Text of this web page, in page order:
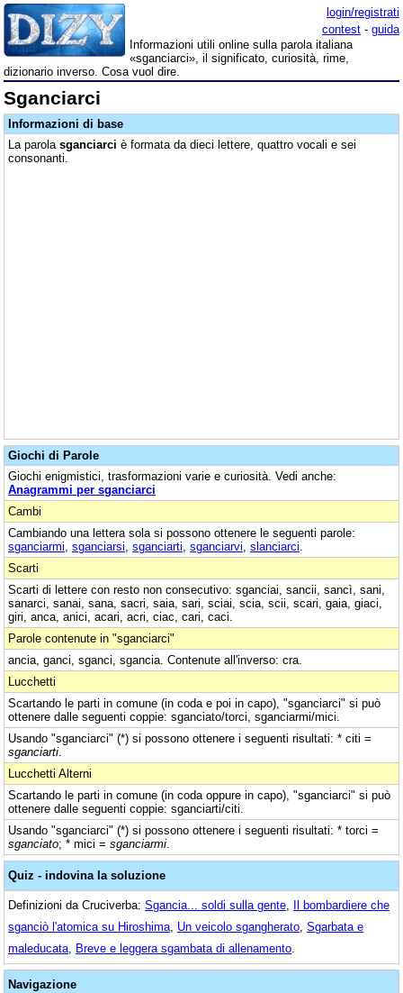
login/registrati
contest - guida
Informazioni utili online sulla parola italiana
«sganciarci», il significato, curiosità, rime,
dizionario inverso. Cosa vuol dire.
Sganciarci
Informazioni di base
La parola sganciarci è formata da dieci lettere, quattro vocali e sei
consonanti.
Giochi di Parole
Giochi enigmistici, trasformazioni varie e curiosità. Vedi anche:
Anagrammi per sganciarci
Cambi
Cambiando una lettera sola si possono ottenere le seguenti parole:
sganciarmi sganciarsi sganciarti sganciarvi slanciarci
Scarti
Scarti di lettere con resto non consecutivo: sganciai, sancii, sancì, sani,
sanarci, sanai, sana, sacri, saia, sari, sciai, scia, scii, scari, gaia, giaci,
giri, anca, anici, acari, acri, ciac, cari, caci.
Parole contenute in "sganciarci"
ancia, ganci, sganci, sgancia. Contenute all'inverso: cra.
Lucchetti
Scartando le parti in comune (in coda e poi in capo), "sganciarci" si può
ottenere dalle seguenti coppie: sganciato/torci, sganciarmi/mici.
Usando "sganciarci" (*) si possono ottenere i seguenti risultati: * citi =
sganciarti
Lucchetti Alterni
Scartando le parti in comune (in coda oppure in capo), "sganciarci" si può
ottenere dalle seguenti coppie: sganciarti/citi.
Usando "sganciarci" (*) si possono ottenere i seguenti risultati: * torci =
sganciato; * mici = sganciarmi
Quiz - indovina la soluzione
Definizioni da Cruciverba: Sgancia... soldi sulla gente Il bombardiere che
sganciò l'atomica su Hiroshima Un veicolo sgangherato Sgarbata e
maleducata Breve e leggera sgambata di allenamento
Navigazione